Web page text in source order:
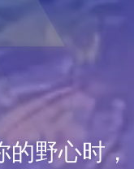
野心时，